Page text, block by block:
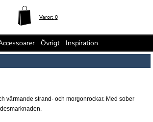
Varor: 0
Övrigt Inspiration
värmande strand- och morgonrockar. Med sober